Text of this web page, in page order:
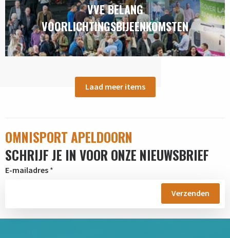
VVE BELANG
VOORLICHTINGSBIJEENKOMSTEN
Laad meer items
OMNISPORT APELDOORN
SCHRIJF JE IN VOOR ONZE NIEUWSBRIEF
E-mailadres *